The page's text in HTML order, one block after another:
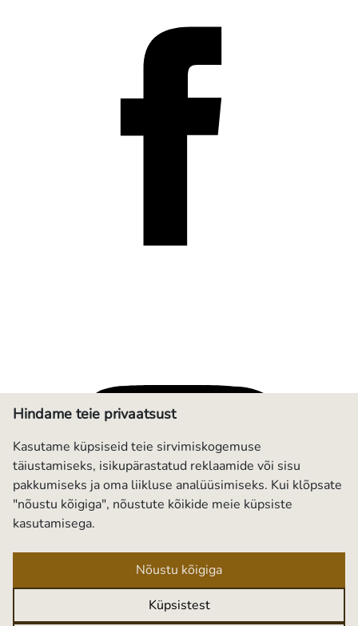
Hindame teie privaatsust
Kasutame küpsiseid teie sirvimiskogemuse
täiustamiseks, isikupärastatud reklaamide või sisu
pakkumiseks ja oma liikluse analüüsimiseks. Kui klõpsate
"nõustu kõigiga", nõustute kõikide meie küpsiste
kasutamisega.
Nõustu kõigiga
Küpsistest